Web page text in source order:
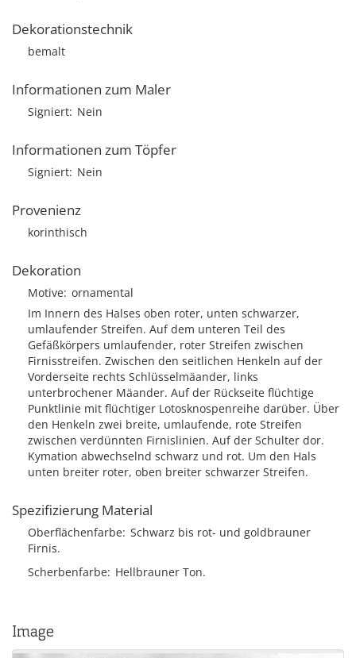
Dekorationstechnik
bemalt
Informationen zum Maler
Signiert Nein
Informationen zum Töpfer
Signiert Nein
Provenienz
korinthisch
Dekoration
Motive ornamental
Im Innern des Halses oben roter, unten schwarzer,
umlaufender Streifen. Auf dem unteren Teil des
Gefäßkörpers umlaufender, roter Streifen zwischen
Firnisstreifen. Zwischen den seitlichen Henkeln auf der
Vorderseite rechts Schlüsselmäander, links
unterbrochener Mäander. Auf der Rückseite flüchtige
Punktlinie mit flüchtiger Lotosknospenreihe darüber. Über
den Henkeln zwei breite, umlaufende, rote Streifen
zwischen verdünnten Firnislinien. Auf der Schulter dor.
Kymation abwechselnd schwarz und rot. Um den Hals
unten breiter roter, oben breiter schwarzer Streifen.
Spezifizierung Material
Oberflächenfarbe Schwarz bis rot- und goldbrauner
Firnis.
Scherbenfarbe Hellbrauner Ton.
Image